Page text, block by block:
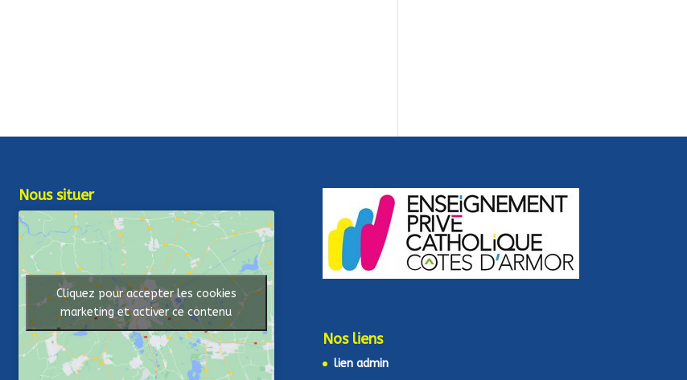
Nous situer
Cliquez pour accepter les cookies
marketing et activer ce contenu
Nos liens
lien admin